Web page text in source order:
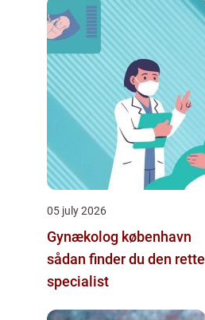
05 july 2026
Gynækolog københavn
sådan finder du den rette
specialist